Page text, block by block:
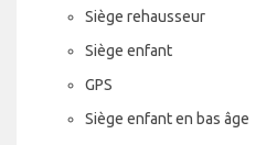
Siège rehausseur
Siège enfant
GPS
Siège enfant en bas âge